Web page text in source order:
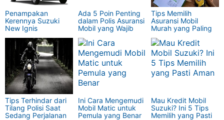
Penampakan
Kerennya Suzuki
New Ignis
Ada 5 Poin Penting
dalam Polis Asuransi
Mobil yang Wajib
Tips Memilih
Asuransi Mobil
Murah yang Paling
Tips Terhindar dari
Tilang Polisi Saat
Sedang Perjalanan
Ini Cara Mengemudi
Mobil Matic untuk
Pemula yang Benar
Mau Kredit Mobil
Suzuki? Ini 5 Tips
Memilih yang Pasti